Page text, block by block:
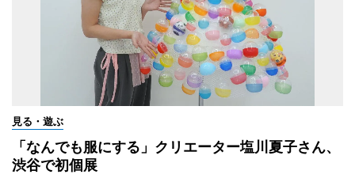
見る・遊ぶ
「なんでも服にする」クリエーター塩川夏子さん、
渋谷で初個展